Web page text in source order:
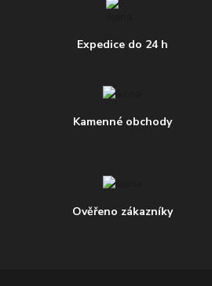
Expedice do 24 h
Kamenné obchody
Ověřeno zákazníky